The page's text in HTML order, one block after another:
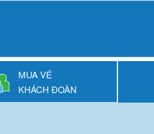
MUA VÉ
KHÁCH ĐOÀN